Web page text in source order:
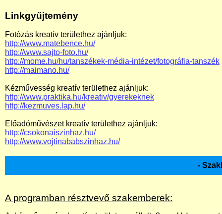
Linkgyűjtemény
Fotózás kreatív területhez ajánljuk:
http://www.matebence.hu/
http://www.sajto-foto.hu/
http://mome.hu/hu/tanszékek-média-intézet/fotográfia-tanszék
http://maimano.hu/
Kézművesség kreatív területhez ajánljuk:
http://www.praktika.hu/kreativ/gyerekeknek
http://kezmuves.lap.hu/
Előadóművészet kreatív területhez ajánljuk:
http://csokonaiszinhaz.hu/
http://www.vojtinababszinhaz.hu/
-
A programban résztvevő szakemberek: